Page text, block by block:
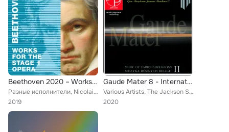
Beethoven 2020 – Works for the Stage 1: Opera
Разные исполнители, Nicolai Gedda, Adolf Dallapozza, Susan Gritton, René Kollo, Christoph Bantzer, Robert Burt, Matthew Best, An...
2019
Gaude Mater 8 - International Festival O Sacred Music. Music of Various Religions Vol. 2
Various Artists, The Jackson Singers, Schola Gregoriana Pragensis, Schola Cantorum Gedanensis, Adryna Choir, Musica Fiorita, Jau...
2020